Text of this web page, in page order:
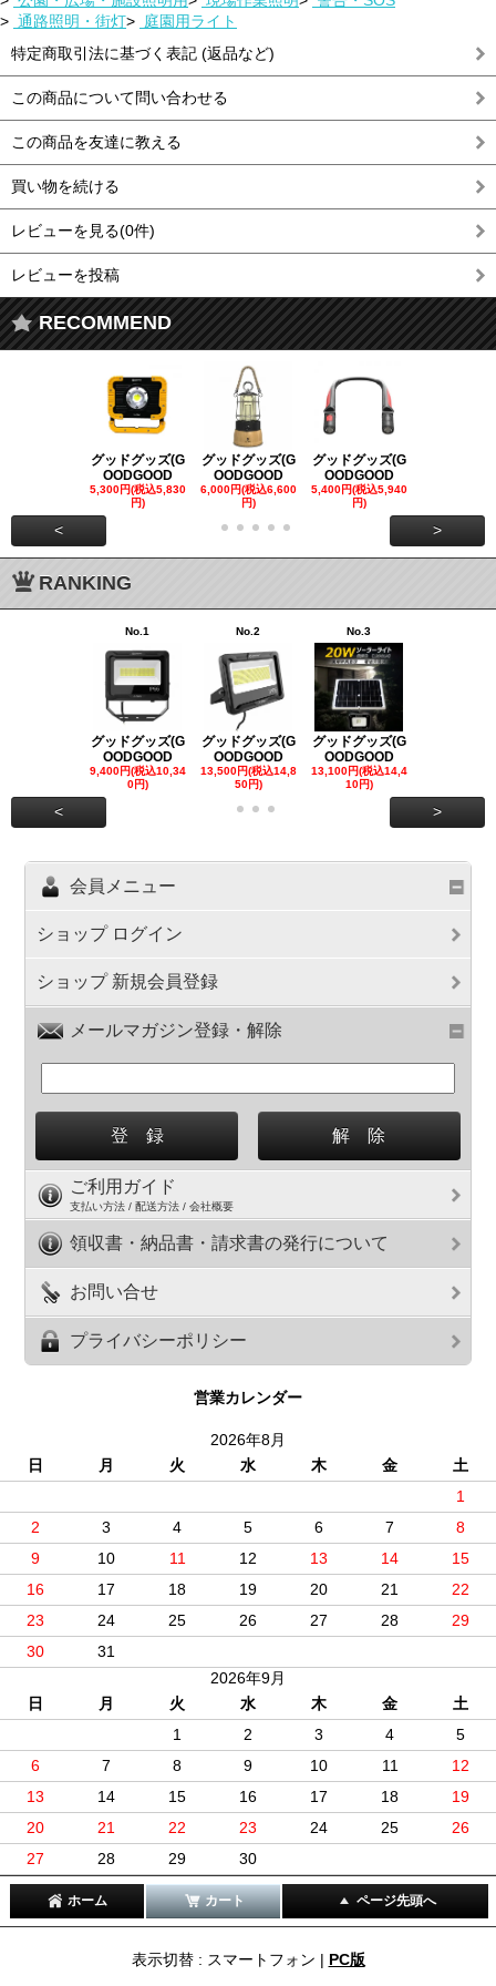
> 通路照明・街灯> 庭園用ライト
特定商取引法に基づく表記 (返品など)
この商品について問い合わせる
この商品を友達に教える
買い物を続ける
レビューを見る(0件)
レビューを投稿
RECOMMEND
グッドグッズ(G
OODGOOD
5,300円(税込5,830
円)
グッドグッズ(G
OODGOOD
6,000円(税込6,600
円)
グッドグッズ(G
OODGOOD
5,400円(税込5,940
円)
< >
RANKING
No.1
グッドグッズ(G
OODGOOD
9,400円(税込10,34
0円)
No.2
グッドグッズ(G
OODGOOD
13,500円(税込14,8
50円)
No.3
グッドグッズ(G
OODGOOD
13,100円(税込14,4
10円)
< >
会員メニュー
ショップ ログイン
ショップ 新規会員登録
メールマガジン登録・解除
ご利用ガイド
支払い方法 / 配送方法 / 会社概要
領収書・納品書・請求書の発行について
お問い合せ
プライバシーポリシー
営業カレンダー
2026年8月
日
月 火 水 木 金
土
1
2
3 4 5 6 7
8
9
10 11 12 13 14
15
16
17 18 19 20 21
22
23
24 25 26 27 28
29
30
31
2026年9月
日
月 火 水 木 金
土
1
2 3 4
5
6
7 8 9 10 11
12
13
14 15 16 17 18
19
20
21 22 23 24 25
26
27
28 29 30
ホーム カート ページ先頭へ
表示切替 : スマートフォン | PC版